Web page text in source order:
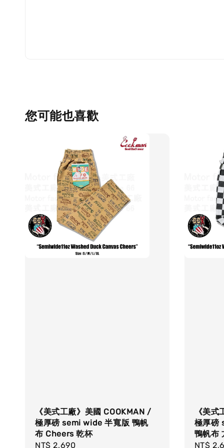
您可能也喜歡
《美式工廠》美國 COOKMAN /
極厚磅 semi wide 半寬版 鴨帆
布 Cheers 乾杯
Regular
NT$ 2,690
《美
極厚磅
鴨帆布
NT$